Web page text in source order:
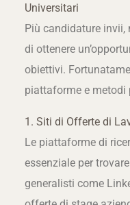
Universitari
Più candidature
di ottenere
obiettivi.
piattaforme e metodi
1. Siti di Offerte di
Le piattaforme di
essenziale per
generalisti come